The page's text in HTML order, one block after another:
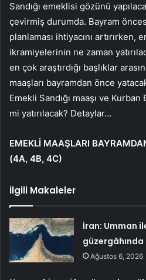
Sandığı emeklisi gözünü
çevirmiş durumda. Bayram
planlaması ihtiyacını artırırken,
ikramiyelerinin ne zaman
en çok araştırdığı başlıklar
maaşları bayramdan önce
Emekli Sandığı maaşı ve
mi yatırılacak? Detaylar…
EMEKLİ MAAŞLARI
(4A, 4B, 4C)
İlgili Makaleler
İran: Umman
güzergâhında
Ağustos 6, 2026